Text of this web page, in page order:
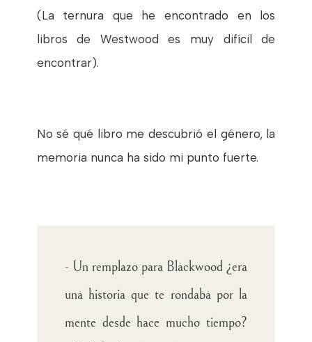
(La ternura que he encontrado en los
libros de Westwood es muy difícil de
encontrar).
No sé qué libro me descubrió el género, la
memoria nunca ha sido mi punto fuerte.
- Un remplazo para Blackwood ¿era
una historia que te rondaba por la
mente desde hace mucho tiempo?